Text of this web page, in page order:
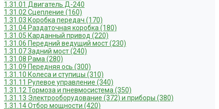
1.31.01 Двигатель Д-240
1.31.02 Сцепление (160)
1.31.03 Коробка передач (170)
1.31.04 Раздаточная коробка (180)
1.31.05 Карданный привод (220)
1.31.06 Передний ведущий мост (230)
1.31.07 Задний мост (240)
1.31.08 Рама (280)
1.31.09 Передняя ось (300)
1.31.10 Колеса и ступицы (310)
1.31.11 Рулевое управление (340)
1.31.12 Тормоза и пневмосистема (350)
1.31.13 Электрооборудование (372) и приборы (380)
1.31.14 Отбор мощности (420)